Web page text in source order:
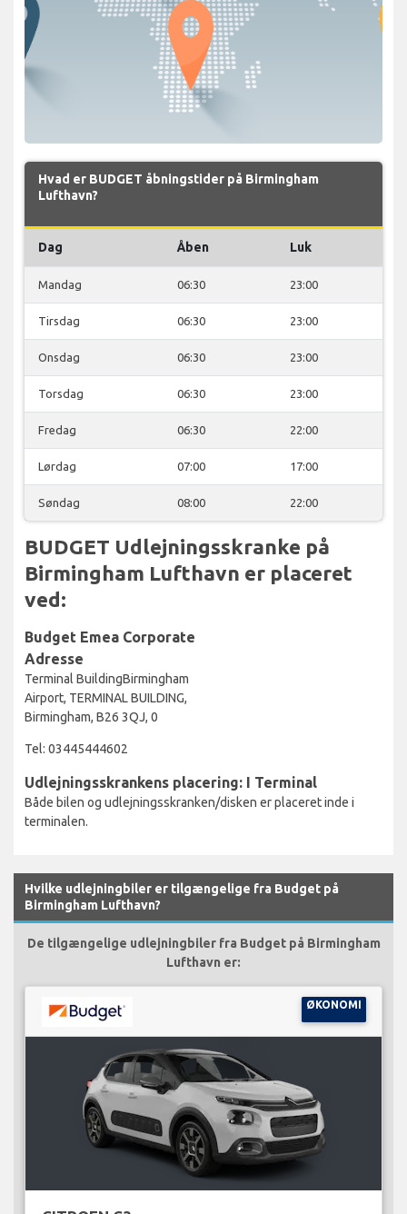
Hvad er BUDGET åbningstider på Birmingham
Lufthavn?
Dag Åben Luk
Mandag 06:30 23:00
Tirsdag 06:30 23:00
Onsdag 06:30 23:00
Torsdag 06:30 23:00
Fredag 06:30 22:00
Lørdag 07:00 17:00
Søndag 08:00 22:00
BUDGET Udlejningsskranke på
Birmingham Lufthavn er placeret
ved:
Budget Emea Corporate
Adresse
Terminal BuildingBirmingham
Airport, TERMINAL BUILDING,
Birmingham, B26 3QJ, 0
Tel: 03445444602
Udlejningsskrankens placering: I Terminal
Både bilen og udlejningsskranken/disken er placeret inde i
terminalen.
Hvilke udlejningbiler er tilgængelige fra Budget på
Birmingham Lufthavn?
De tilgængelige udlejningbiler fra Budget på Birmingham
Lufthavn er:
ØKONOMI